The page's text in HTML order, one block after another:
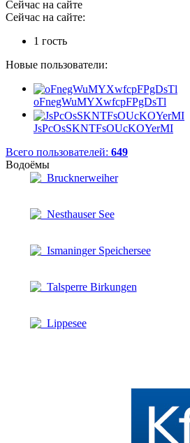
Сейчас на сайте
Сейчас на сайте:
1 гость
Новые пользователи:
oFnegWuMYXwfcpFPgDsTl
JsPcOsSKNTFsOUcKOYerMI
Всего пользователей: 649
Водоёмы
Brucknerweiher
Nesthauser See
Ismaninger Speichersee
Talsperre Birkungen
Lippesee